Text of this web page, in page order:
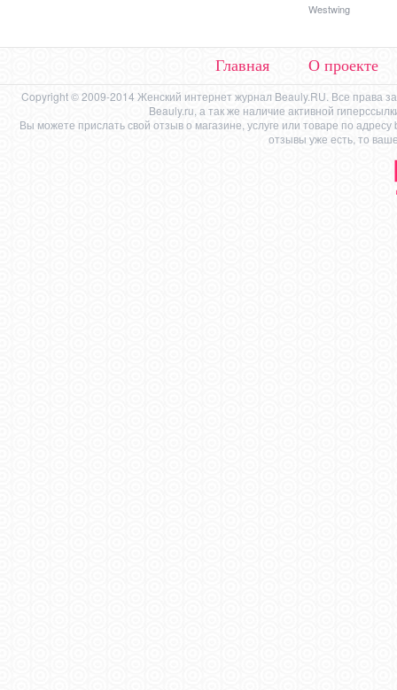
Westwing
Главная О проекте
Copyright © 2009-2014 Женский интернет журнал Beauly.RU. Все права
Beauly.ru, а так же наличие активной
Вы можете прислать свой отзыв о магазине, услуге или товаре по адресу
отзывы уже есть, то